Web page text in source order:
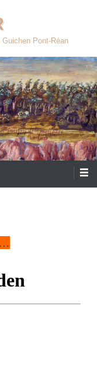
Pont-Réan